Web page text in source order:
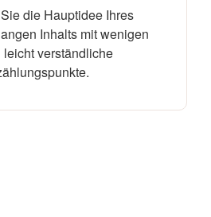
die Hauptidee Ihres
Inhalts mit wenigen
leicht verständliche